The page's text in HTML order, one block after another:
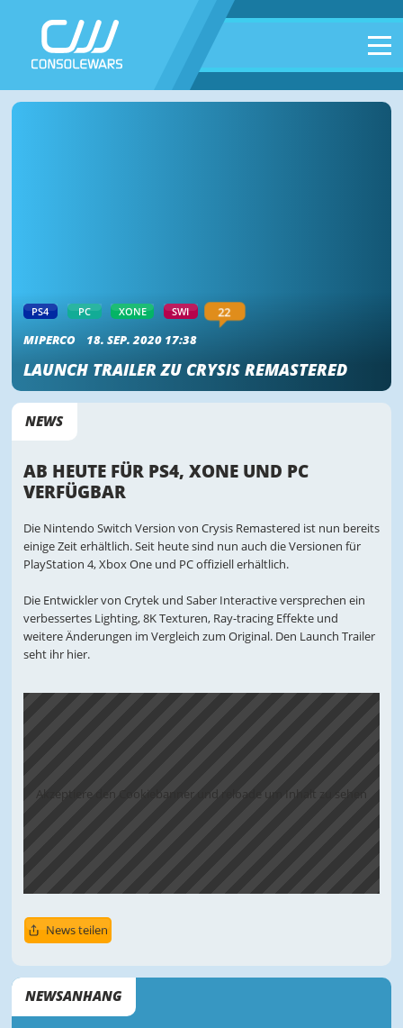
PS4 PC XONE SWI 22
MIPERCO 18. SEP. 2020 17:38
LAUNCH TRAILER ZU CRYSIS REMASTERED
NEWS
AB HEUTE FÜR PS4, XONE UND PC
VERFÜGBAR
Die Nintendo Switch Version von Crysis Remastered ist nun bereits
einige Zeit erhältlich. Seit heute sind nun auch die Versionen für
PlayStation 4, Xbox One und PC offiziell erhältlich.
Die Entwickler von Crytek und Saber Interactive versprechen ein
verbessertes Lighting, 8K Texturen, Ray-tracing Effekte und
weitere Änderungen im Vergleich zum Original. Den Launch Trailer
seht ihr hier.
Akzeptiere den Cookiebanner und reloade um Inhalt zu sehen
News teilen
NEWSANHANG